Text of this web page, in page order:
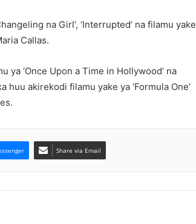
na Girl’, ‘Interrupted’ na filamu yake
Callas.
ya ‘Once Upon a Time in Hollywood’ na
huu akirekodi filamu yake ya ‘Formula One’
Share via Email